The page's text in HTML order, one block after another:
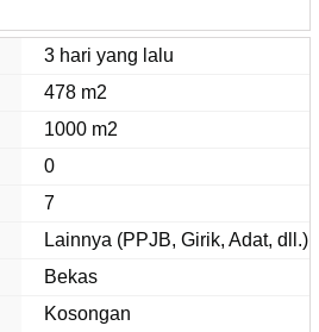
3 hari yang lalu
478 m2
1000 m2
0
7
Lainnya (PPJB, Girik, Adat, dll.)
Bekas
Kosongan